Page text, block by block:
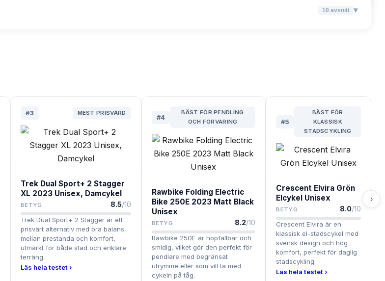
10 avsnitt ▾
#3 MEST PRISVÄRD
Trek Dual Sport+ 2 Stagger
XL 2023 Unisex, Damcykel
BETYG 8.5/10
Trek Dual Sport+ 2 Stagger är ett
prisvärt alternativ med bra balans
mellan prestanda och komfort,
utmärkt för både stad och enklare
terräng.
Läs hela testet ›
#4
BÄST FÖR PENDLING
OCH FÖRVARING
Rawbike Folding Electric
Bike 250E 2023 Matt Black
Unisex
BETYG 8.2/10
Rawbike 250E är hopfällbar och
smidig, vilket gör den perfekt för
pendlare med begränsat
utrymme eller som vill ta med
cykeln på tåg.
#5
BÄST FÖR
KLASSISK
STADSCYKLING
Crescent Elvira Grön
Elcykel Unisex
BETYG 8.0/10
Crescent Elvira är en
klassisk el-stadscykel med
svensk design och hög
komfort, perfekt för daglig
stadscykling.
Läs hela testet ›
›